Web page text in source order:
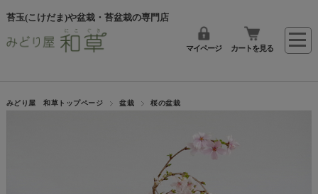
苔玉(こけだま)や盆栽・苔盆栽の専門店
マイページ カートを見る
みどり屋 和草トップページ 盆栽 桜の盆栽